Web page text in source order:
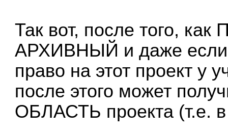
Так вот, после того, как
АРХИВНЫЙ и даже если
право на этот проект у
после этого может
ОБЛАСТЬ проекта (т.е.